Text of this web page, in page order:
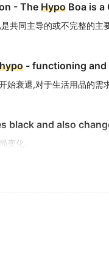
- TheHypo Boa is
共同主导的或不完整的主
hypo - functioning and
始衰退,对于生活用品的需
black and also
变化.
is all natural and